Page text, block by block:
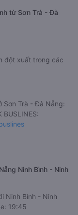
từ Sơn Trà - Đà
đột xuất trong các
Sơn Trà - Đà Nẵng:
Ninh Bình - Ninh
Ninh Bình - Ninh
19:45